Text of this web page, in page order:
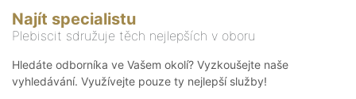
Najít specialistu
Plebiscit sdružuje těch nejlepších v oboru
Hledáte odborníka ve Vašem okolí? Vyzkoušejte naše
vyhledávání. Využívejte pouze ty nejlepší služby!